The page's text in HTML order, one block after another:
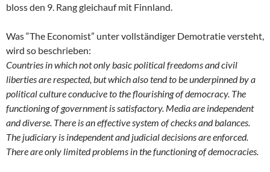
bloss den 9. Rang gleichauf mit Finnland.
Was “The Economist” unter vollständiger Demotratie versteht,
wird so beschrieben:
Countries in which not only basic political freedoms and civil
liberties are respected, but which also tend to be underpinned by a
political culture conducive to the flourishing of democracy. The
functioning of government is satisfactory. Media are independent
and diverse. There is an effective system of checks and balances.
The judiciary is independent and judicial decisions are enforced.
There are only limited problems in the functioning of democracies.